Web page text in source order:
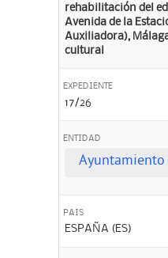
rehabilitación del
Avenida de la
Auxiliadora),
cultural
EXPEDIENTE
17/26
ENTIDAD
Ayuntamiento
PAIS
ESPAÑA (ES)